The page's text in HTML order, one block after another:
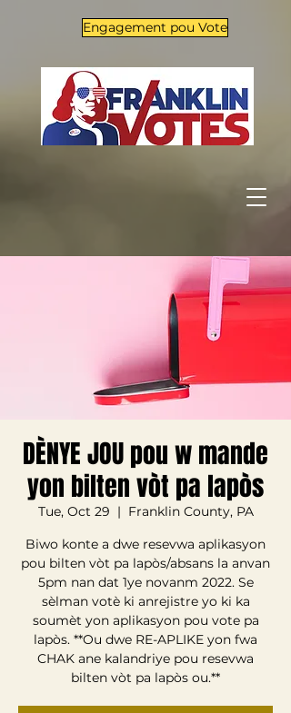
Engagement pou Vote
DÈNYE JOU pou w mande
yon bilten vòt pa lapòs
Tue, Oct 29
  |
Franklin County, PA
Biwo konte a dwe resevwa aplikasyon
pou bilten vòt pa lapòs/absans la anvan
5pm nan dat 1ye novanm 2022. Se
sèlman votè ki anrejistre yo ki ka
soumèt yon aplikasyon pou vote pa
lapòs. **Ou dwe RE-APLIKE yon fwa
CHAK ane kalandriye pou resevwa
bilten vòt pa lapòs ou.**